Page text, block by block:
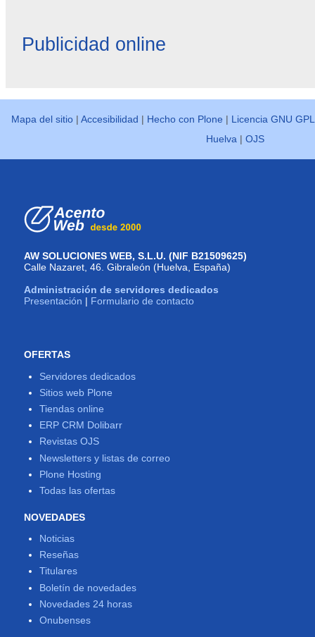
Publicidad online
Mapa del sitio |Accesibilidad | Hecho con Plone | Licencia GNU GPL
Huelva |OJS
AW SOLUCIONES WEB, S.L.U. (NIF B21509625)
Calle Nazaret, 46. Gibraleón (Huelva, España)
Administración de servidores dedicados
Presentación | Formulario de contacto
OFERTAS
Servidores dedicados
Sitios web Plone
Tiendas online
ERP CRM Dolibarr
Revistas OJS
Newsletters y listas de correo
Plone Hosting
Todas las ofertas
NOVEDADES
Noticias
Reseñas
Titulares
Boletín de novedades
Novedades 24 horas
Onubenses